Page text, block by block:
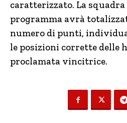
caratterizzato. La
programma avrà
numero di punti,
le posizioni corrette delle
proclamata vincitrice.